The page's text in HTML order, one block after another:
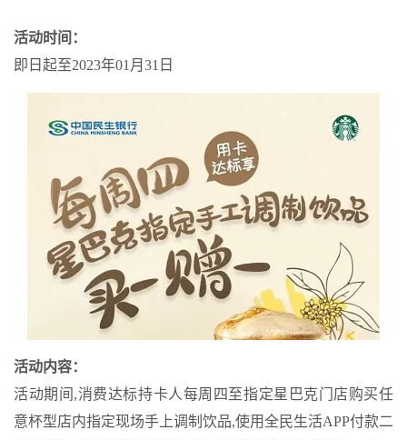
活动时间：
即日起至2023年01月31日
活动内容：
活动期间,消费达标持卡人每周四至指定星巴克门店购买任
意杯型店内指定现场手上调制饮品,使用全民生活APP付款二